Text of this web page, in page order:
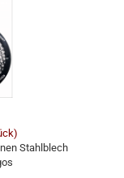
Stahlblech